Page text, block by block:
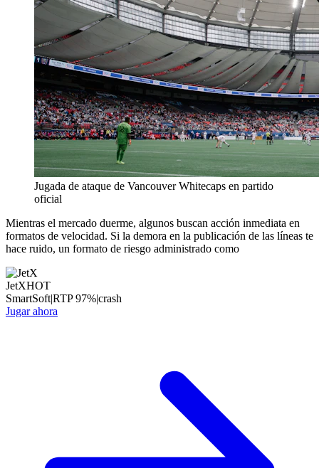
Jugada de ataque de Vancouver Whitecaps en partido
oficial
Mientras el mercado duerme, algunos buscan acción inmediata en
formatos de velocidad. Si la demora en la publicación de las líneas te
hace ruido, un formato de riesgo administrado como
JetXHOT
SmartSoft|RTP97%|crash
Jugar ahora